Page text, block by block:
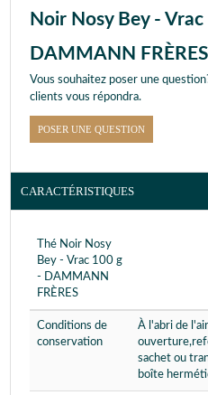
Noir Nosy Bey -
DAMMANN FRÈRES
Vous souhaitez poser une
clients vous répondra.
POSER UNE QUESTION
CARACTÉRISTIQUES
Thé Noir Nosy
Bey - Vrac 100 g
- DAMMANN
FRÈRES
Conditions de
conservation
À l'abri de
sachet ou
boîte